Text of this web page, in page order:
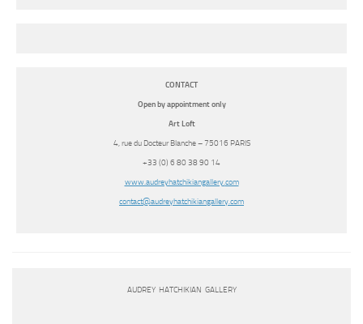
CONTACT
Open by appointment only
Art Loft
4, rue du Docteur Blanche – 75016 PARIS
+33 (0) 6 80 38 90 14
www.audreyhatchikiangallery.com
contact@audreyhatchikiangallery.com
AUDREY HATCHIKIAN GALLERY